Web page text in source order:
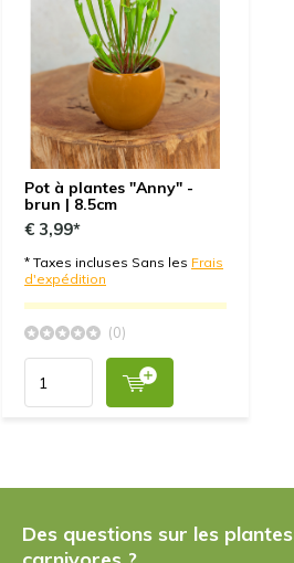
Pot à plantes "Anny" -
brun | 8.5cm
€ 3,99*
* Taxes incluses Sans les Frais
d'expédition
(0)
Des questions sur les plantes